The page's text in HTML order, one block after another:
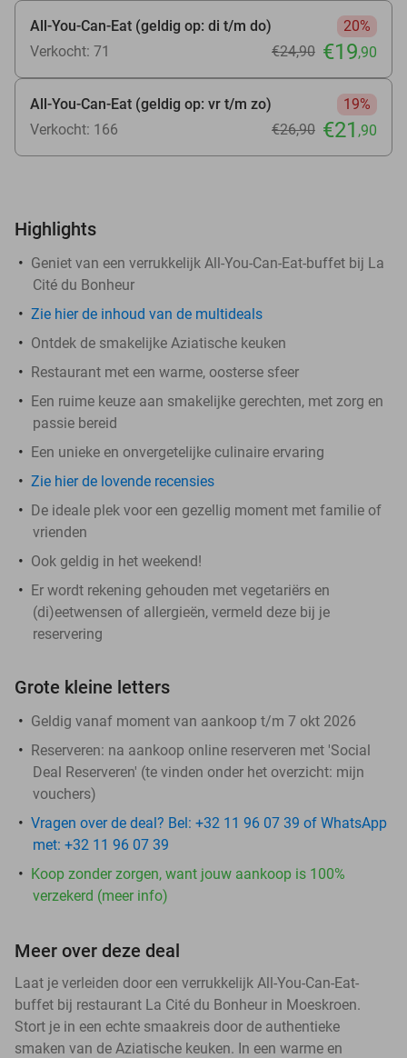
All-You-Can-Eat (geldig op: di t/m do)
20%
Verkocht: 71
€24,90 €19,90
All-You-Can-Eat (geldig op: vr t/m zo)
19%
Verkocht: 166
€26,90 €21 ,90
Highlights
Geniet van een verrukkelijk All-You-Can-Eat-buffet bij La
Cité du Bonheur
Zie hier de inhoud van de multideals
Ontdek de smakelijke Aziatische keuken
Restaurant met een warme, oosterse sfeer
Een ruime keuze aan smakelijke gerechten, met zorg en
passie bereid
Een unieke en onvergetelijke culinaire ervaring
Zie hier de lovende recensies
De ideale plek voor een gezellig moment met familie of
vrienden
Ook geldig in het weekend!
Er wordt rekening gehouden met vegetariërs en
(di)eetwensen of allergieën, vermeld deze bij je
reservering
Grote kleine letters
Geldig vanaf moment van aankoop t/m 7 okt 2026
Reserveren: na aankoop online reserveren met 'Social
Deal Reserveren' (te vinden onder het overzicht: mijn
vouchers)
Vragen over de deal? Bel: +32 11 96 07 39 of WhatsApp
met: +32 11 96 07 39
Koop zonder zorgen, want jouw aankoop is 100%
verzekerd (meer info)
Meer over deze deal
Laat je verleiden door een verrukkelijk All-You-Can-Eat-
buffet bij restaurant La Cité du Bonheur in Moeskroen.
Stort je in een echte smaakreis door de authentieke
smaken van de Aziatische keuken. In een warme en